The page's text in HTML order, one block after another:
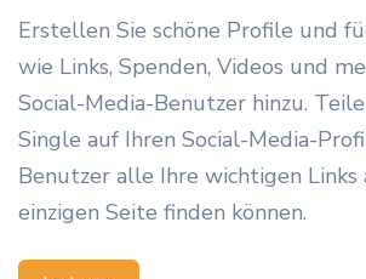
Erstellen Sie schöne Profile und
wie Links, Spenden, Videos und
Social-Media-Benutzer hinzu.
Single auf Ihren Social-Media-
Benutzer alle Ihre wichtigen Links
einzigen Seite finden können.